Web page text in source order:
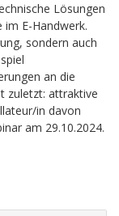
Lösungen
E-Handwerk.
sondern auch
an die
zuletzt: attraktive
in davon
am 29.10.2024.